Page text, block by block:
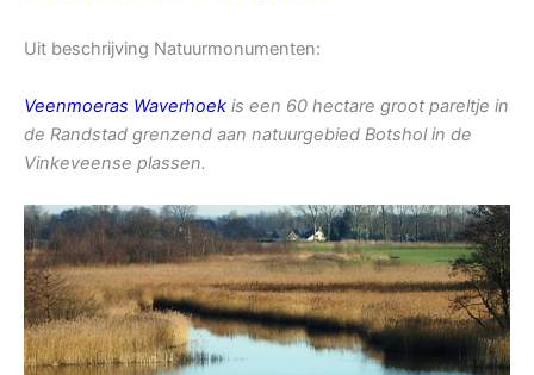
Uit beschrijving Natuurmonumenten:
Veenmoeras Waverhoek is een 60 hectare groot pareltje in
de Randstad grenzend aan natuurgebied Botshol in de
Vinkeveense plassen.